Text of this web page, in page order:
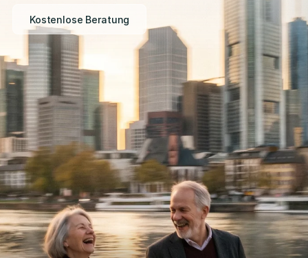
Kostenlose Beratung